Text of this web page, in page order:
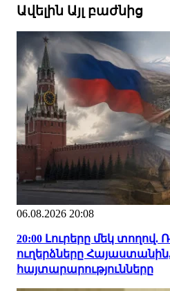
Ավելին Այլ բաժնից
06.08.2026 20:08
20:00 Լուրերը մեկ
ուղերձները Հայաստանին,
հայտարարությունները